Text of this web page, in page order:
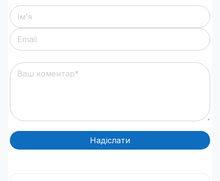
Надіслати